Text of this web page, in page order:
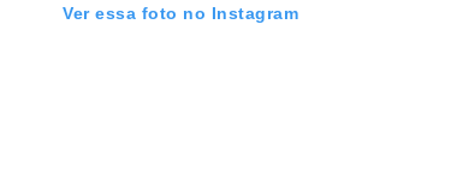
Ver essa foto no Instagram